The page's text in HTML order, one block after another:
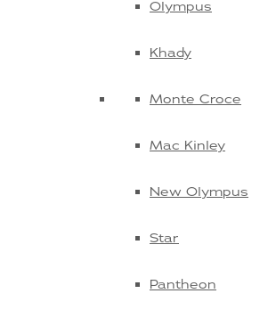
Olympus
Khady
Monte Croce
Mac Kinley
New Olympus
Star
Pantheon